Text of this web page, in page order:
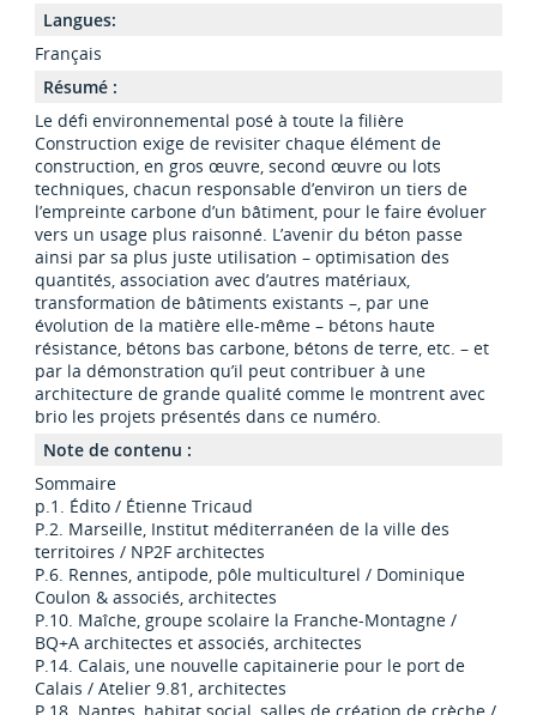
Langues:
Français
Résumé :
Le défi environnemental posé à toute la filière
Construction exige de revisiter chaque élément de
construction, en gros œuvre, second œuvre ou lots
techniques, chacun responsable d’environ un tiers de
l’empreinte carbone d’un bâtiment, pour le faire évoluer
vers un usage plus raisonné. L’avenir du béton passe
ainsi par sa plus juste utilisation – optimisation des
quantités, association avec d’autres matériaux,
transformation de bâtiments existants –, par une
évolution de la matière elle-même – bétons haute
résistance, bétons bas carbone, bétons de terre, etc. – et
par la démonstration qu’il peut contribuer à une
architecture de grande qualité comme le montrent avec
brio les projets présentés dans ce numéro.
Note de contenu :
Sommaire
p.1. Édito / Étienne Tricaud
P.2. Marseille, Institut méditerranéen de la ville des
territoires / NP2F architectes
P.6. Rennes, antipode, pôle multiculturel / Dominique
Coulon & associés, architectes
P.10. Maîche, groupe scolaire la Franche-Montagne /
BQ+A architectes et associés, architectes
P.14. Calais, une nouvelle capitainerie pour le port de
Calais / Atelier 9.81, architectes